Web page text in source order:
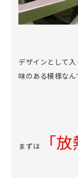
デザインとして
味のある模様なん
まずは 「